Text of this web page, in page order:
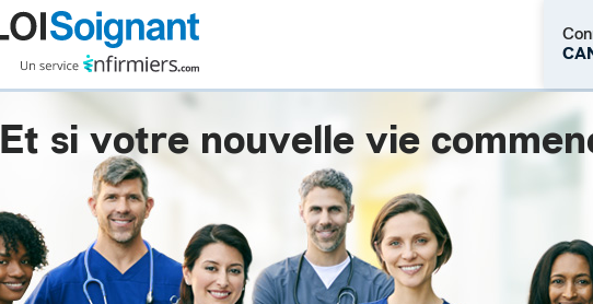
Et si votre nouvelle vie